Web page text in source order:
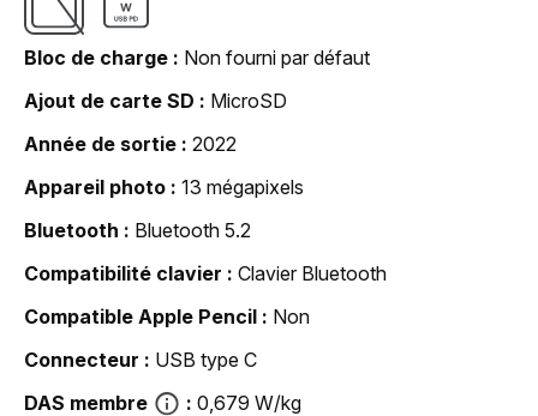
Bloc de charge
Non fourni par défaut
Ajout de carte SD
MicroSD
Année de sortie
2022
Appareil photo
13 mégapixels
Bluetooth
Bluetooth 5.2
Compatibilité clavier
Clavier Bluetooth
Compatible Apple Pencil
Non
Connecteur
USB type C
DAS membre
0,679 W/kg